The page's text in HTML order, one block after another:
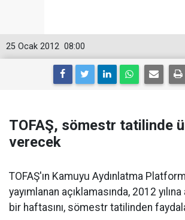
08:00
25 Ocak 2012
TOFAŞ, sömestr tatilinde
verecek
TOFAŞ'ın Kamuyu Aydınlatma
yayımlanan açıklamasında, 2012
bir haftasını, sömestr tatilinden